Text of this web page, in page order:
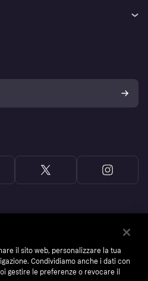
il sito web, personalizzare la tua
Condividiamo anche i dati con
gestire le preferenze o revocare il